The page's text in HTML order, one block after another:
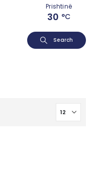
Prishtinë
30 °C
Search